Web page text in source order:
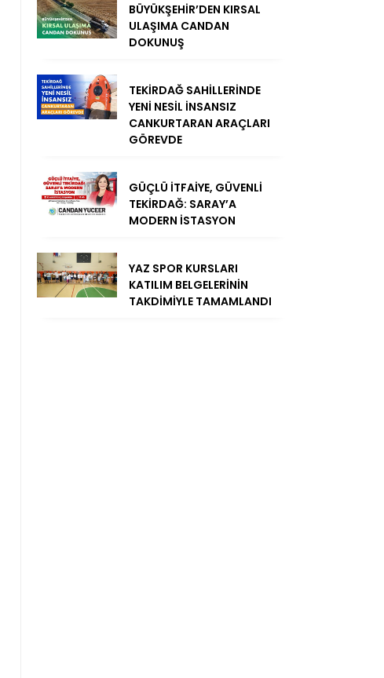
BÜYÜKŞEHİR’DEN KIRSAL
ULAŞIMA CANDAN
DOKUNUŞ
TEKİRDAĞ SAHİLLERİNDE
YENİ NESİL İNSANSIZ
CANKURTARAN ARAÇLARI
GÖREVDE
GÜÇLÜ İTFAİYE, GÜVENLİ
TEKİRDAĞ: SARAY’A
MODERN İSTASYON
YAZ SPOR KURSLARI
KATILIM BELGELERİNİN
TAKDİMİYLE TAMAMLANDI